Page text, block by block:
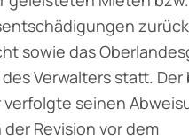
sowie das
Verwalters statt.
verfolgte seinen
Revision vor dem